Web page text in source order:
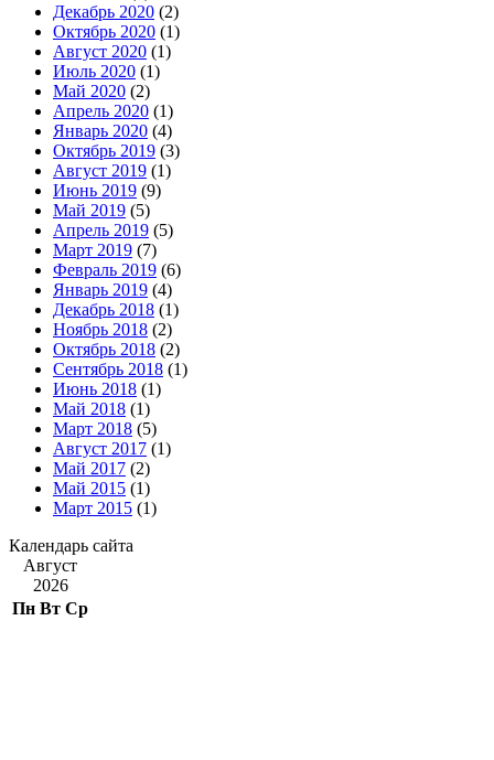
Декабрь 2020 (2)
Октябрь 2020 (1)
Август 2020 (1)
Июль 2020 (1)
Май 2020 (2)
Апрель 2020 (1)
Январь 2020 (4)
Октябрь 2019 (3)
Август 2019 (1)
Июнь 2019 (9)
Май 2019 (5)
Апрель 2019 (5)
Март 2019 (7)
Февраль 2019 (6)
Январь 2019 (4)
Декабрь 2018 (1)
Ноябрь 2018 (2)
Октябрь 2018 (2)
Сентябрь 2018 (1)
Июнь 2018 (1)
Май 2018 (1)
Март 2018 (5)
Август 2017 (1)
Май 2017 (2)
Май 2015 (1)
Март 2015 (1)
Календарь сайта
Август
2026
Пн Вт Ср